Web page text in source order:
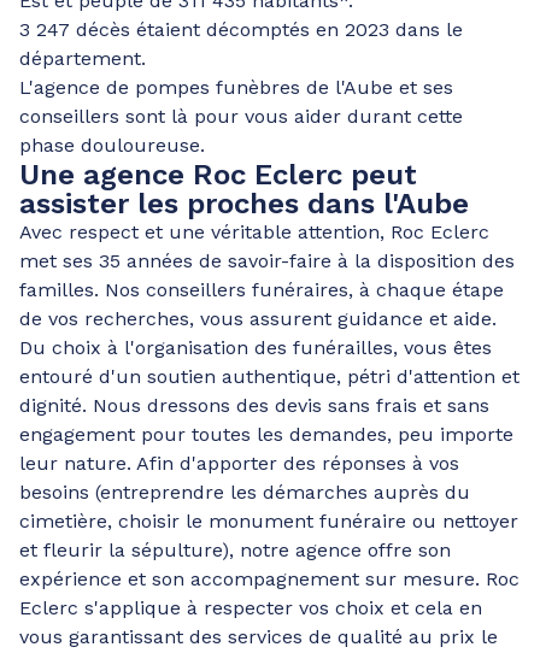
3 247 décès étaient décomptés en 2023 dans le
département.
L'agence de pompes funèbres de l'Aube et ses
conseillers sont là pour vous aider durant cette
phase douloureuse.
Une agence Roc Eclerc peut
assister les proches dans l'Aube
Avec respect et une véritable attention, Roc Eclerc
met ses 35 années de savoir-faire à la disposition des
familles. Nos conseillers funéraires, à chaque étape
de vos recherches, vous assurent guidance et aide.
Du choix à l'organisation des funérailles, vous êtes
entouré d'un soutien authentique, pétri d'attention et
dignité. Nous dressons des devis sans frais et sans
engagement pour toutes les demandes, peu importe
leur nature. Afin d'apporter des réponses à vos
besoins (entreprendre les démarches auprès du
cimetière, choisir le monument funéraire ou nettoyer
et fleurir la sépulture), notre agence offre son
expérience et son accompagnement sur mesure. Roc
Eclerc s'applique à respecter vos choix et cela en
vous garantissant des services de qualité au prix le